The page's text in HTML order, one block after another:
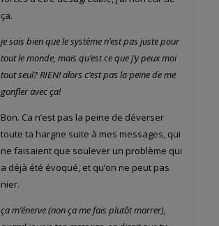
ça.
je sais bien que le système n’est pas juste pour
tout le monde, mais qu’est ce que j’y peux moi
tout seul? RIEN! alors c’est pas la peine de me
gonfler avec ça!
Bon. Ca n’est pas la peine de déverser
toute ta hargne suite à mes messages, qui
ne faisaient que soulever un problème qui
a déjà été évoqué, et qu’on ne peut pas
nier.
ça m’énerve (non ça me fais plutôt marrer),